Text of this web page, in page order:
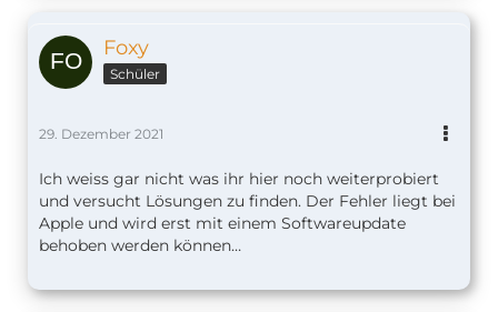
Foxy
Schüler
29. Dezember 2021
Ich weiss gar nicht was ihr hier noch weiterprobiert
und versucht Lösungen zu finden. Der Fehler liegt bei
Apple und wird erst mit einem Softwareupdate
behoben werden können…